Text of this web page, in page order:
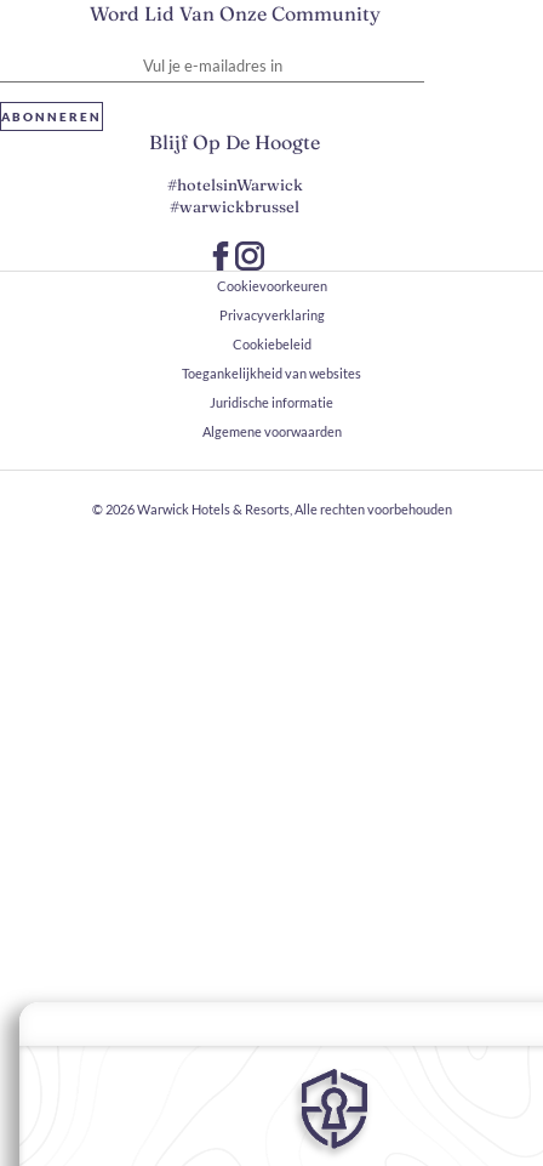
Word Lid Van Onze Community
ABONNEREN
Blijf Op De Hoogte
#hotelsinWarwick
#warwickbrussel
Cookievoorkeuren
Privacyverklaring
Cookiebeleid
Toegankelijkheid van websites
Juridische informatie
Algemene voorwaarden
© 2026Warwick Hotels & Resorts, Alle rechten voorbehouden